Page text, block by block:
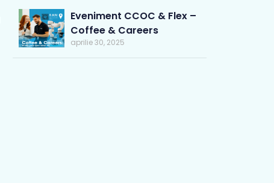
Eveniment CCOC & Flex –
Coffee & Careers
aprilie 30, 2025